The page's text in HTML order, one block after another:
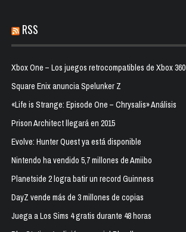
RSS
Xbox One – Los juegos retrocompatibles de Xbox 360
Square Enix anuncia Spelunker Z
«Life is Strange: Episode One – Chrysalis» Análisis
Prison Architect llegará en 2015
Evolve: Hunter Quest ya está disponible
Nintendo ha vendido 5,7 millones de Amiibo
Planetside 2 logra batir un record Guinness
DayZ vende más de 3 millones de copias
Juega a Los Sims 4 gratis durante 48 horas